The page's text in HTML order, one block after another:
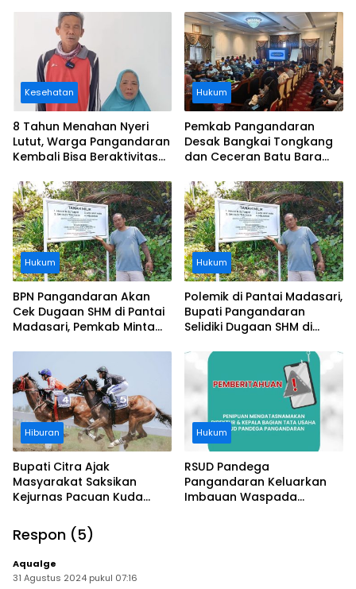
Kesehatan
8 Tahun Menahan Nyeri
Lutut, Warga Pangandaran
Kembali Bisa Beraktivitas
Ditanggung BPJS
Hukum
Pemkab Pangandaran
Desak Bangkai Tongkang
dan Ceceran Batu Bara
Buruknya Koordinasi
Perusahaan
Hukum
BPN Pangandaran Akan
Cek Dugaan SHM di Pantai
Madasari, Pemkab Minta
Hukum
Polemik di Pantai Madasari,
Bupati Pangandaran
Selidiki Dugaan SHM di
Pantai
Hiburan
Bupati Citra Ajak
Masyarakat Saksikan
Kejurnas Pacuan Kuda
Legokjawa
Hukum
RSUD Pandega
Pangandaran Keluarkan
Imbauan Waspada
Respon (5)
Aqualge
31 Agustus 2024 pukul 07:16